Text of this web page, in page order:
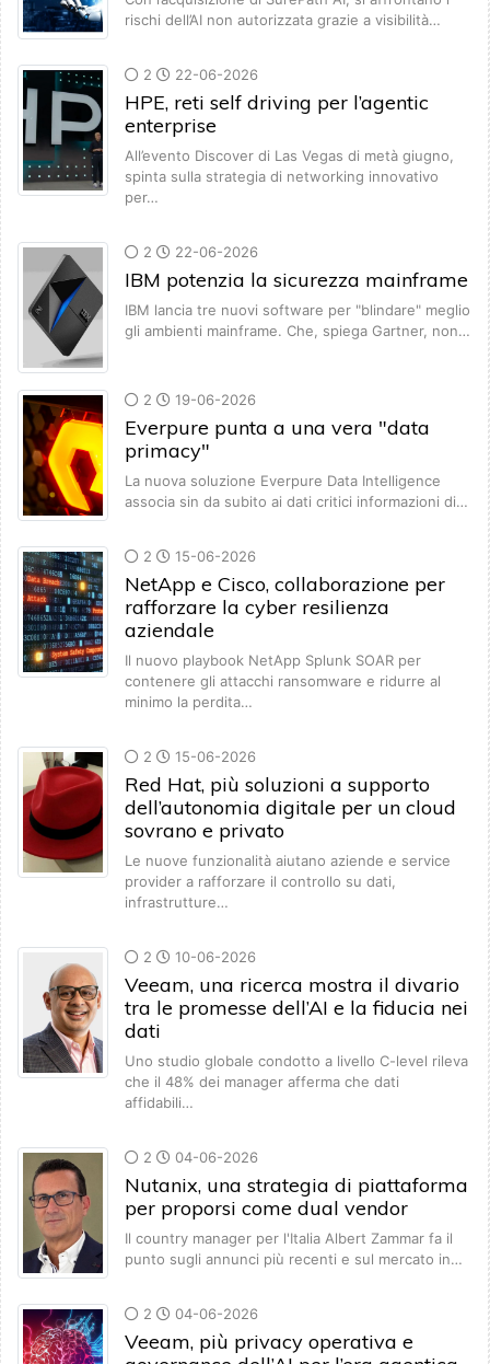
rischi dell’AI non autorizzata grazie a visibilità…
2 22-06-2026
HPE, reti self driving per l’agentic
enterprise
All’evento Discover di Las Vegas di metà giugno,
spinta sulla strategia di networking innovativo
per…
2 22-06-2026
IBM potenzia la sicurezza mainframe
IBM lancia tre nuovi software per "blindare" meglio
gli ambienti mainframe. Che, spiega Gartner, non…
2 19-06-2026
Everpure punta a una vera "data
primacy"
La nuova soluzione Everpure Data Intelligence
associa sin da subito ai dati critici informazioni di…
2 15-06-2026
NetApp e Cisco, collaborazione per
rafforzare la cyber resilienza
aziendale
Il nuovo playbook NetApp Splunk SOAR per
contenere gli attacchi ransomware e ridurre al
minimo la perdita…
2 15-06-2026
Red Hat, più soluzioni a supporto
dell’autonomia digitale per un cloud
sovrano e privato
Le nuove funzionalità aiutano aziende e service
provider a rafforzare il controllo su dati,
infrastrutture…
2 10-06-2026
Veeam, una ricerca mostra il divario
tra le promesse dell’AI e la fiducia nei
dati
Uno studio globale condotto a livello C-level rileva
che il 48% dei manager afferma che dati
affidabili…
2 04-06-2026
Nutanix, una strategia di piattaforma
per proporsi come dual vendor
Il country manager per l'Italia Albert Zammar fa il
punto sugli annunci più recenti e sul mercato in…
2 04-06-2026
Veeam, più privacy operativa e